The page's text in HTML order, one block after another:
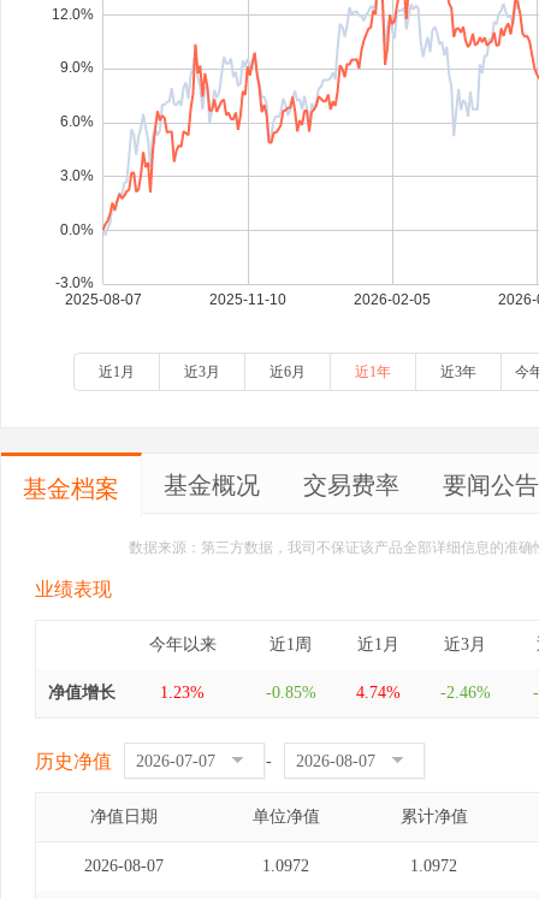
近1月 近3月 近6月 近1年 近3年 今
基金档案 基金概况 交易费率 要闻公告
数据来源：第三方数据，我司不保证该产品全部详细信息的准
业绩表现
今年以来 近1周 近1月 近3月
净值增长 1.23% -0.85% 4.74% -2.46%
历史净值 -
净值日期 单位净值 累计净值
2026-08-07 1.0972 1.0972